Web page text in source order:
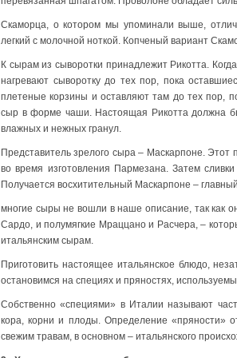
Скаморца, о котором мы упоминали выше,
легкий с молочной ноткой. Копченый вариант
К сырам из сыворотки принадлежит Рикотта.
нагревают сыворотку до тех пор, пока
плетеные корзины и оставляют там до тех пор,
сыр в форме чаши. Настоящая Рикотта должна
влажных и нежных гранул.
Представитель зрелого сыра – Маскарпоне. Этот
во время изготовления Пармезана. Затем
Получается восхитительный Маскарпоне –
многие сыры не вошли в наше описание, так как
Сардо, и полумягкие Мраццано и Расчера, –
итальянским сырам.
Приготовить настоящее итальянское блюдо,
остановимся на специях и пряностях,
Собственно «специями» в Италии называют
кора, корни и плоды. Определение «пряности»
свежим травам, в основном – итальянского